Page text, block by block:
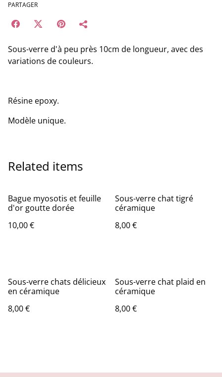
PARTAGER
Sous-verre d'à peu près 10cm de longueur, avec des
variations de couleurs.
Résine epoxy.
Modèle unique.
Related items
Bague myosotis et feuille
d'or goutte dorée
10,00 €
Sous-verre chat tigré
céramique
8,00 €
Sous-verre chats délicieux
en céramique
8,00 €
Sous-verre chat plaid en
céramique
8,00 €